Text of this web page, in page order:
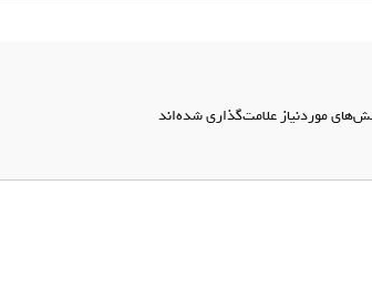
موردنیاز علامت‌گذاری شده‌اند